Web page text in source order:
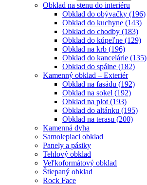
Obklad na stenu do interiéru
Obklad do obývačky (196)
Obklad do kuchyne (143)
Obklad do chodby (183)
Obklad do kúpeľne (129)
Obklad na krb (196)
Obklad do kancelárie (135)
Obklad do spálne (182)
Kamenný obklad – Exteriér
Obklad na fasádu (192)
Obklad na sokel (192)
Obklad na plot (193)
Obklad do altánku (195)
Obklad na terasu (200)
Kamenná dyha
Samolepiaci obklad
Panely a pásiky
Tehlový obklad
Veľkoformátový obklad
Štiepaný obklad
Rock Face